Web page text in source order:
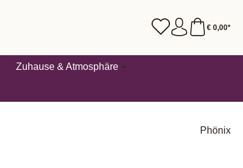
€ 0,00*
Zuhause & Atmosphäre
Phönix